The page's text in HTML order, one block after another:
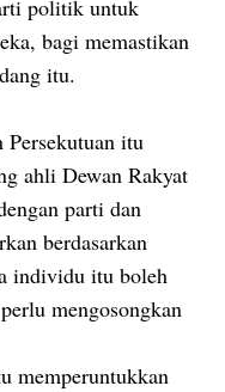
politik untuk
bagi memastikan
itu.
Persekutuan itu
ahli Dewan Rakyat
parti dan
berdasarkan
individu itu boleh
mengosongkan
memperuntukkan